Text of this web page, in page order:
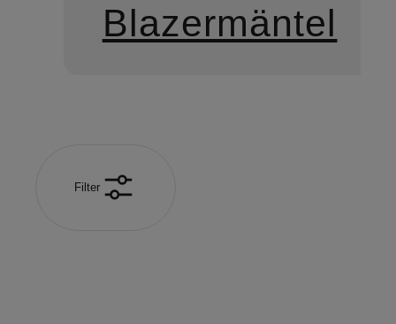
Blazermäntel
Filter